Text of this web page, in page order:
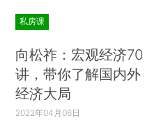
私房课
向松祚：宏观经济70
讲，带你了解国内外
经济大局
2022年04月06日